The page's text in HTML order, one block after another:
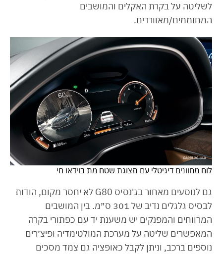
לשליטה על בקרת האקלים והמושבים
המחוממים/מאווררים.
לוח מחוונים דיגיטלי עם תצוגת שטח מת בוידאו חי
גם לנוסעים מאחור בג'נסיס G80 לא יחסר מקום, הודות
לבסיס גלגלים נדיב של 301 ס״מ. בין המושבים
המרווחים והמפנקים יש משענת יד עם כפתורי בקרה
המאפשרים שליטה על מערכת המולטימדיה ופיצ׳רים
נוספים ברכב, וניתן לקבל כאופציה גם צמד מסכים